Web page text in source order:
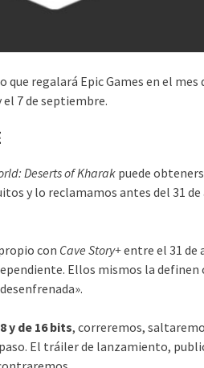
regalará Epic Games en el mes
7 de septiembre.
Deserts of Kharakpuede
y lo reclamamos antes del 31
con Cave Story+entre el 31 de
Ellos mismos la
y de 16 bits, correremos,
El tráiler de lanzamiento,